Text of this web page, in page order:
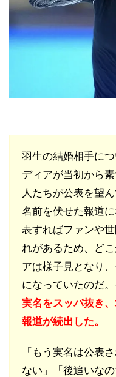
羽生の結婚相手に
ディアが当初から
人たちが公表を望
名前を伏せた報道
表すればファンや
れがあるため、ど
アは様子見となり
になっていたのだ
実名をスッパ抜き
報道が続出した。
「もう実名は公表
ない」「後追いな